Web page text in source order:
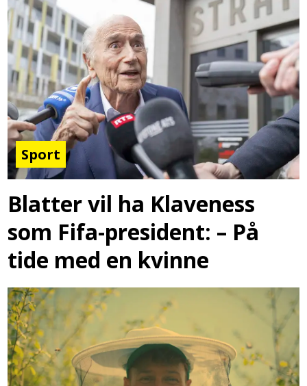
Sport
Blatter vil ha Klaveness
som Fifa-president: – På
tide med en kvinne